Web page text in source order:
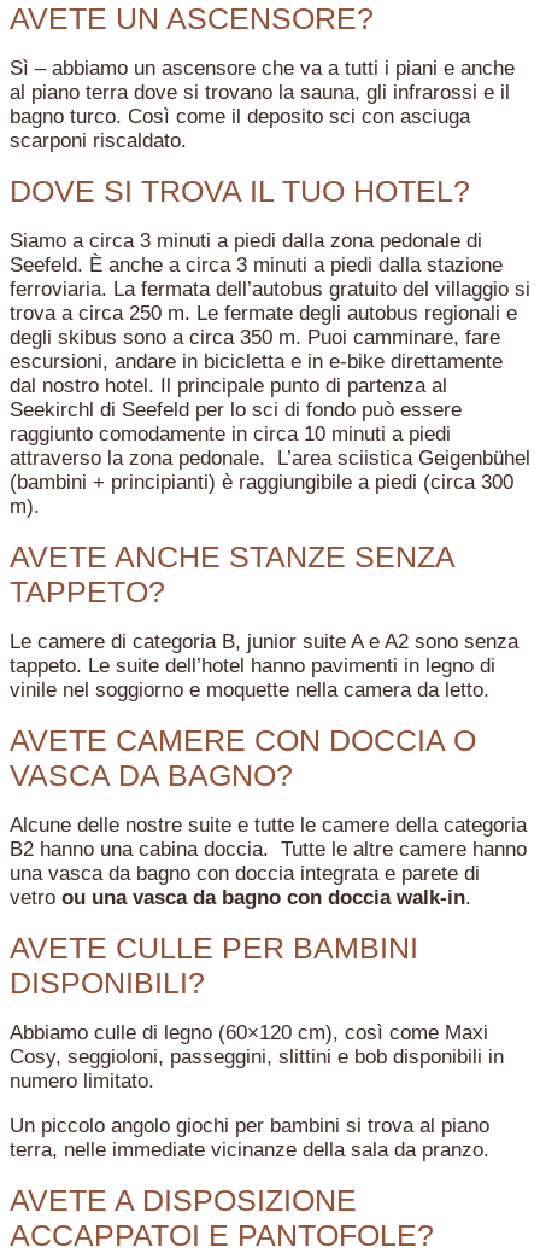
AVETE UN ASCENSORE?
Sì – abbiamo un ascensore che va a tutti i piani e anche
al piano terra dove si trovano la sauna, gli infrarossi e il
bagno turco. Così come il deposito sci con asciuga
scarponi riscaldato.
DOVE SI TROVA IL TUO HOTEL?
Siamo a circa 3 minuti a piedi dalla zona pedonale di
Seefeld. È anche a circa 3 minuti a piedi dalla stazione
ferroviaria. La fermata dell’autobus gratuito del villaggio si
trova a circa 250 m. Le fermate degli autobus regionali e
degli skibus sono a circa 350 m. Puoi camminare, fare
escursioni, andare in bicicletta e in e-bike direttamente
dal nostro hotel. Il principale punto di partenza al
Seekirchl di Seefeld per lo sci di fondo può essere
raggiunto comodamente in circa 10 minuti a piedi
attraverso la zona pedonale. L’area sciistica Geigenbühel
(bambini + principianti) è raggiungibile a piedi (circa 300
m).
AVETE ANCHE STANZE SENZA
TAPPETO?
Le camere di categoria B, junior suite A e A2 sono senza
tappeto. Le suite dell’hotel hanno pavimenti in legno di
vinile nel soggiorno e moquette nella camera da letto.
AVETE CAMERE CON DOCCIA O
VASCA DA BAGNO?
Alcune delle nostre suite e tutte le camere della categoria
B2 hanno una cabina doccia. Tutte le altre camere hanno
una vasca da bagno con doccia integrata e parete di
vetro ou una vasca da bagno con doccia walk-in.
AVETE CULLE PER BAMBINI
DISPONIBILI?
Abbiamo culle di legno (60×120 cm), così come Maxi
Cosy, seggioloni, passeggini, slittini e bob disponibili in
numero limitato.
Un piccolo angolo giochi per bambini si trova al piano
terra, nelle immediate vicinanze della sala da pranzo.
AVETE A DISPOSIZIONE
ACCAPPATOI E PANTOFOLE?